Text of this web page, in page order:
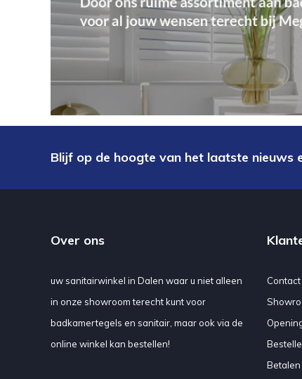
Blijf op de hoogte van het laatste nieuws
Over ons
uw sanitairwinkel in Dalen waar u niet alleen
in onze showroom terecht kunt voor
badkamertegels en sanitair, maar ook via de
online winkel kan bestellen!
Contact
Betalen